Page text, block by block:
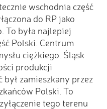
wschodnia część
do RP jako
To była najlepiej
Polski. Centrum
ciężkiego. Śląsk
produkcji
był zamieszkany przez
Polski. To
tego terenu